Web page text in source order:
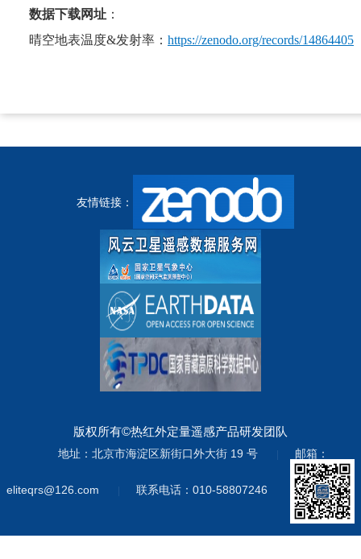
数据下载网址 ：
晴空地表温度&发射率： https://zenodo.org/records/14864405
友情链接：
版权所有©热红外定量遥感产品研发团队
地址：北京市海淀区新街口外大街 19 号 邮箱：
eliteqrs@126.com 联系电话：010-58807246